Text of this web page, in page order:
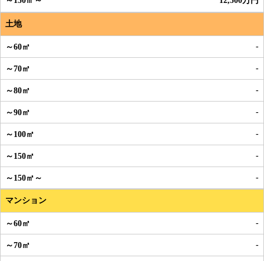
土地
-
-
-
-
-
-
-
マンション
-
-